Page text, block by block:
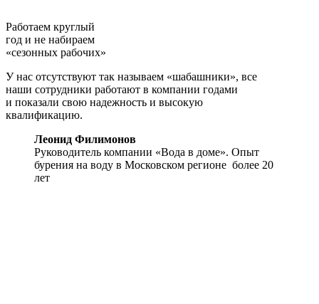
Работаем круглый
год и не набираем
«сезонных рабочих»
У нас отсутствуют так называем «шабашники», все
наши сотрудники работают в компании годами
и показали свою надежность и высокую
квалификацию.
Леонид Филимонов
Руководитель компании «Вода в доме». Опыт
бурения на воду в Московском регионе более 20
лет